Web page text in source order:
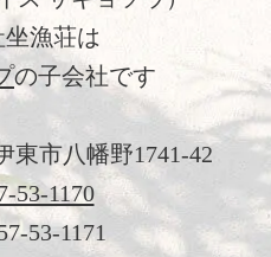
漁荘は
の子会社です
東市八幡野1741-42
53-1170
53-1171
泊プラン
合わせ
ご質問
ポリシー
概要